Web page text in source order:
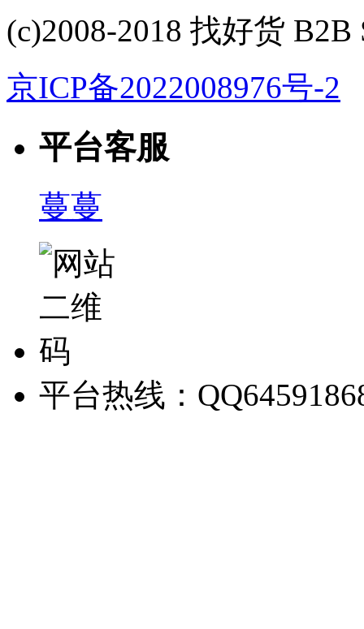
(c)2008-2018 找好货 B2B
京ICP备2022008976号-2
平台客服
蔓蔓
平台热线：